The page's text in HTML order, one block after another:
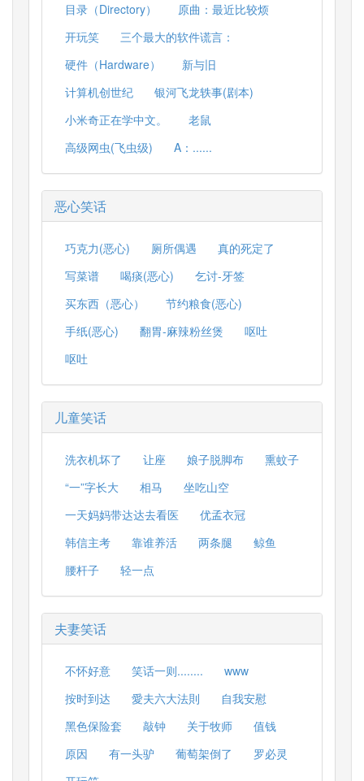
目录（Directory）
原曲：最近比较烦
开玩笑
三个最大的软件谎言：
硬件（Hardware）
新与旧
计算机创世纪
银河飞龙轶事(剧本)
小米奇正在学中文。
老鼠
高级网虫(飞虫级)
A：......
恶心笑话
巧克力(恶心) 厕所偶遇
真的死定了
写菜谱
喝痰(恶心)
乞讨-牙签
买东西（恶心）
节约粮食(恶心)
手纸(恶心)
翻胃-麻辣粉丝煲
呕吐
呕吐
儿童笑话
洗衣机坏了 让座 娘子脱脚布
熏蚊子
“一”字长大
相马
坐吃山空
一天妈妈带达达去看医
优孟衣冠
韩信主考
靠谁养活 两条腿
鲸鱼
腰杆子
轻一点
夫妻笑话
不怀好意 笑话一则........
www
按时到达
愛夫六大法則
自我安慰
黑色保险套
敲钟 关于牧师
值钱
原因
有一头驴 葡萄架倒了
罗必灵